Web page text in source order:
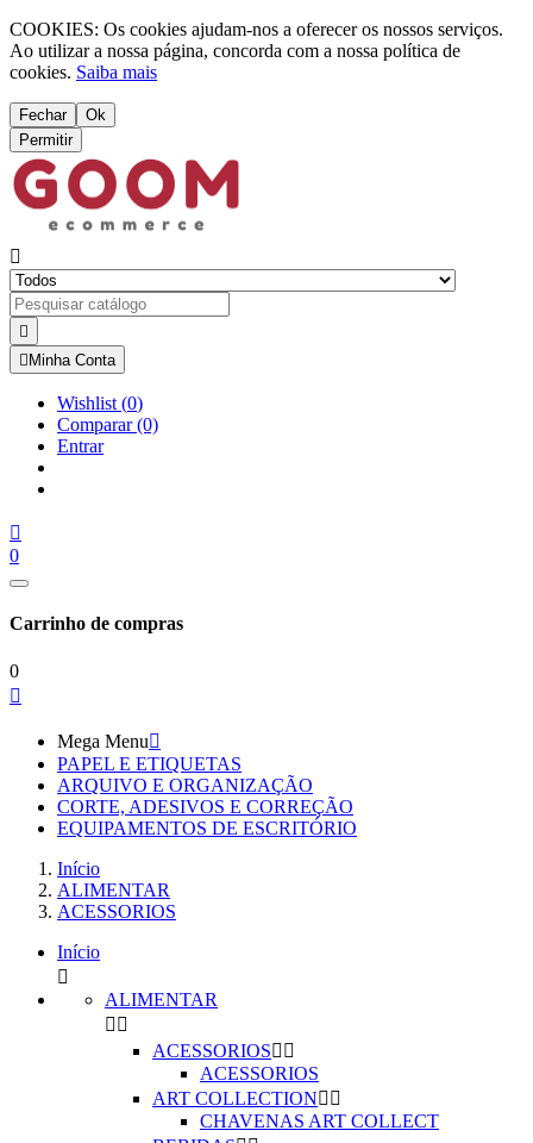
COOKIES: Os cookies ajudam-nos a oferecer os nossos serviços.
Ao utilizar a nossa página, concorda com a nossa política de
cookies. Saiba mais
Fechar
Ok
Permitir


 Minha Conta
Wishlist (0)
Comparar(0)
Entrar

0
Carrinho de compras
0

Mega Menu
PAPEL E ETIQUETAS
ARQUIVO E ORGANIZAÇÃO
CORTE, ADESIVOS E CORREÇÃO
EQUIPAMENTOS DE ESCRITÓRIO
Início
ALIMENTAR
ACESSORIOS
Início

ALIMENTAR
 
ACESSORIOS 
ACESSORIOS
ART COLLECTION 
CHAVENAS ART COLLECT